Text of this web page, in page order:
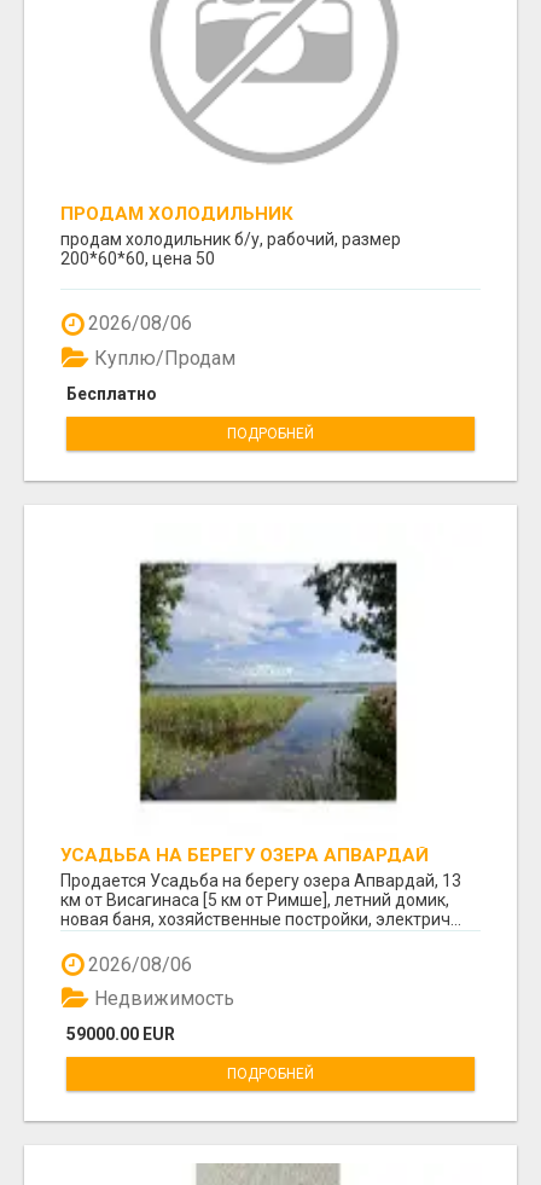
ПРОДАМ ХОЛОДИЛЬНИК
продам холодильник б/у, рабочий, размер
200*60*60, цена 50
2026/08/06
Бесплатно
Куплю/Продам
ПОДРОБНЕЙ
УСАДЬБА НА БЕРЕГУ ОЗЕРА АПВАРДАЙ
Продается Усадьба на берегу озера Апвардай, 13
км от Висагинаса [5 км от Римше], летний домик,
новая баня, хозяйственные постройки, электрич...
2026/08/06
59000.00 EUR
Недвижимость
ПОДРОБНЕЙ